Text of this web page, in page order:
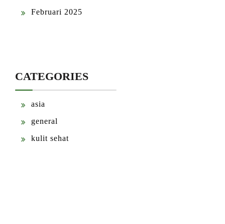
Februari 2025
CATEGORIES
asia
general
kulit sehat